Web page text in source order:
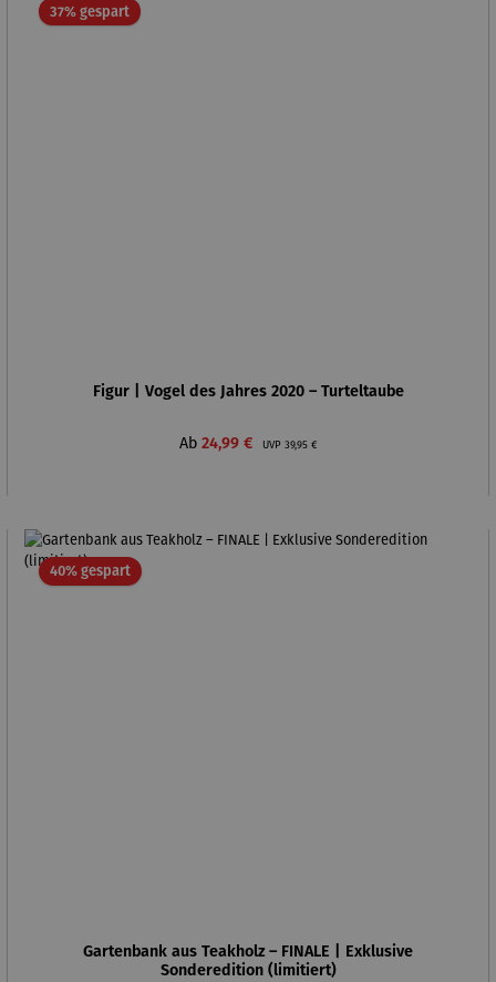
37% gespartRabatt
Figur | Vogel des Jahres 2020 – Turteltaube
Verkaufspreis:
Ab 24,99 € UVP Regulärer Preis:
39,95 €
40% gespartRabatt
Gartenbank aus Teakholz – FINALE | Exklusive
Sonderedition (limitiert)